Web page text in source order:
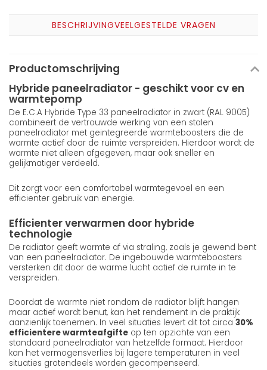
BESCHRIJVINGVEELGESTELDE VRAGEN
Productomschrijving
Hybride paneelradiator - geschikt voor cv en
warmtepomp
De E.C.A Hybride Type 33 paneelradiator in zwart (RAL 9005)
combineert de vertrouwde werking van een stalen
paneelradiator met geintegreerde warmteboosters die de
warmte actief door de ruimte verspreiden. Hierdoor wordt de
warmte niet alleen afgegeven, maar ook sneller en
gelijkmatiger verdeeld.
Dit zorgt voor een comfortabel warmtegevoel en een
efficienter gebruik van energie.
Efficienter verwarmen door hybride
technologie
De radiator geeft warmte af via straling, zoals je gewend bent
van een paneelradiator. De ingebouwde warmteboosters
versterken dit door de warme lucht actief de ruimte in te
verspreiden.
Doordat de warmte niet rondom de radiator blijft hangen
maar actief wordt benut, kan het rendement in de praktijk
aanzienlijk toenemen. In veel situaties levert dit tot circa 30%
efficientere warmteafgifte op ten opzichte van een
standaard paneelradiator van hetzelfde formaat. Hierdoor
kan het vermogensverlies bij lagere temperaturen in veel
situaties grotendeels worden gecompenseerd.